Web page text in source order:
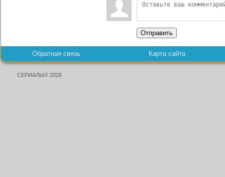
Отправить
Обратная связь Карта сайта
СЕРИАЛЫ© 2026